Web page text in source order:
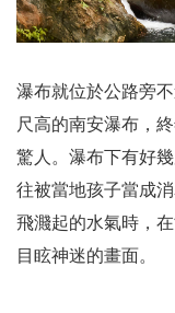
瀑布就位於公路旁
尺高的南安瀑布，
驚人。瀑布下有好
往被當地孩子當成
飛濺起的水氣時，
目眩神迷的畫面。